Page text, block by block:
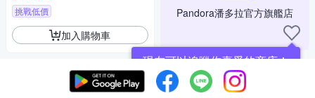
挑戰低價
加入購物車
Pandora潘多拉官方旗艦店
現在可以追蹤你喜愛的商店！